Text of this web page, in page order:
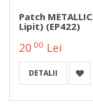
Patch
Lipit) (EP422)
20 00 Lei
DETALII